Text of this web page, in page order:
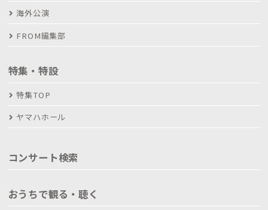
海外公演
FROM編集部
特集・特設
特集TOP
ヤマハホール
コンサート検索
おうちで観る・聴く